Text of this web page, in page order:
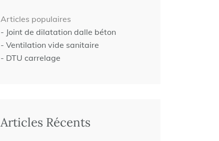
Articles populaires
- Joint de dilatation dalle béton
- Ventilation vide sanitaire
- DTU carrelage
Articles Récents